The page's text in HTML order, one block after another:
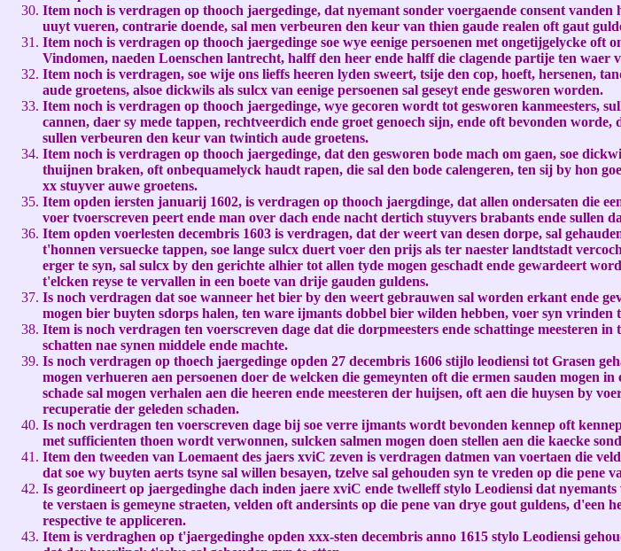
Item noch is verdragen op thooch jaergedinge, dat nyemant sonder voergaende consent
uuyt vueren, contrarie doende, sal men verbeuren den keur van thien gaude realen oft gaut
Item noch is verdragen op thooch jaergedinge soe wye eenige persoenen met ongetijgelycke oft
Vindomen, naeden Loenschen lantrecht, halff den heer ende halff die clagende partije ten waer
Item noch is verdragen, soe wije ons lieffs heeren lyden sweert, tsije den cop, hoeft, hersenen,
aude groetens, alsoe dickwils als sulcx van eenige persoenen sal geseyt ende gesworen worden.
Item noch is verdragen op thooch jaergedinge, wye gecoren wordt tot gesworen kanmeesters,
cannen, daer sy mede tappen, rechtveerdich ende groet genoech sijn, ende oft bevonden
sullen verbeuren den keur van twintich aude groetens.
Item noch is verdragen op thooch jaergedinge, dat den gesworen bode mach om gaen, soe
thuijnen braken, oft onbequamelyck haudt rapen, die sal den bode calengeren, ten sij by hon
xx stuyver auwe groetens.
Item opden iersten januarij 1602, is verdragen op thooch jaergdinge, dat allen ondersaten die
voer tvoerscreven peert ende man over dach ende nacht dertich stuyvers brabants ende sullen
Item opden voerlesten decembris 1603 is verdragen, dat der weert van desen dorpe, sal
t'honnen versuecke tappen, soe lange sulcx duert voer den prijs als ter naester landtstadt
erger te syn, sal sulcx by den gerichte alhier tot allen tyde mogen geschadt ende gewardeert
t'elcken reyse te vervallen in een boete van drije gauden guldens.
Is noch verdragen dat soe wanneer het bier by den weert gebrauwen sal worden erkant ende
mogen bier buyten sdorps halen, ten ware ijmants dobbel bier wilden hebben, voer syn
Item is noch verdragen ten voerscreven dage dat die dorpmeesters ende schattinge meesteren
schatten nae synen middele ende machte.
Is noch verdragen op thoech jaergedinge opden 27 decembris 1606 stijlo leodiensi tot Grasen
mogen verhueren aen persoenen doer de welcken die gemeynten oft die ermen sauden mogen
schade sal mogen verhalen aen die heeren ende meesteren der huijsen, oft aen die huysen by
recuperatie der geleden schaden.
Is noch verdragen ten voerscreven dage bij soe verre ijmants wordt bevonden kennep oft
met sufficienten thoen wordt verwonnen, sulcken salmen mogen doen stellen aen die kaecke
Item den tweeden van Loemaent des jaers xviC zeven is verdragen datmen van voertaen die
dat soe wy buyten aerts tsyne sal willen besayen, tzelve sal gehouden syn te vreden op die pene
Is geordineert op jaergedinghe dach inden jaere xviC ende twelleff stylo Leodiensi dat
te verstaen is gemeyne straeten, velden oft andersints op die pene van drye gout guldens,
respective te appliceren.
Item is verdraghen op t'jaergedinghe opden xxx-sten decembris anno 1615 stylo Leodiensi